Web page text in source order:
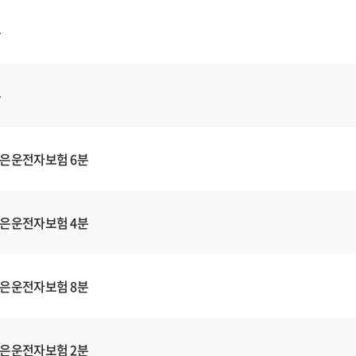
운전자보험 6분
운전자보험 4분
운전자보험 8분
운전자보험 2분